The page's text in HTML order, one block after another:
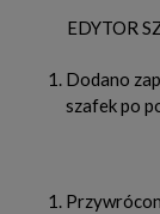
EDYTOR
Dodano
szafek po